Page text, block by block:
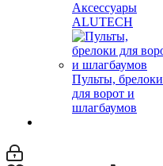
Аксессуары
ALUTECH
Пульты, брелоки
для ворот и
шлагбаумов